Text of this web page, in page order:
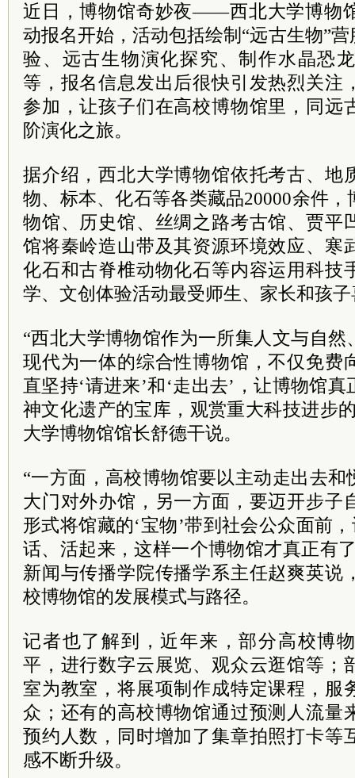
近日，博物馆奇妙夜——西北大学博物
动报名开始，活动包括绘制“远古生物”
验、远古生物演化探究、制作水晶恐
等，报名信息发出后很快引发热烈关注
参加，让孩子们在高校博物馆里，同远
阶演化之旅。
据介绍，西北大学博物馆依托考古、地
物、标本、化石等各类藏品20000余件
物馆、历史馆、丝绸之路考古馆、贾平
馆将秦岭造山带及其资源环境效应、寒
化石和古脊椎动物化石等内容运用科技
学、文创体验活动最受师生、家长和孩
“西北大学博物馆作为一所集人文与自
现代为一体的综合性博物馆，不仅免费
直坚持‘请进来’和‘走出去’，让博物馆
神文化遗产的宝库，观赏重大科技进步
大学博物馆馆长舒德干说。
“一方面，高校博物馆要以主动走出去
大门对外办馆，另一方面，要迈开步子
形式将馆藏的‘宝物’带到社会公众面前
话、活起来，这样一个博物馆才真正有
新闻与传播学院传播学系主任赵爽英说
校博物馆的发展模式与路径。
记者也了解到，近年来，部分高校博
平，进行数字云展览、观众云逛馆等；
室为教室，将展项制作成特定课程，服
众；还有的高校博物馆通过预测人流量
预约人数，同时增加了集章拍照打卡等
感不断升级。